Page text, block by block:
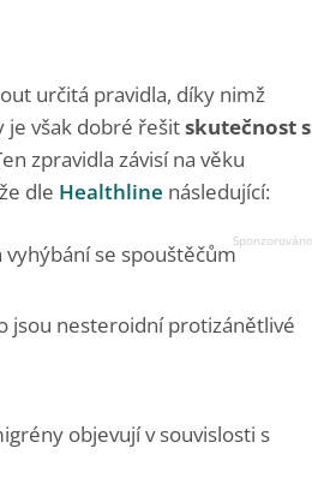
určitá pravidla, díky nimž
je však dobré řešitskutečnost s
zpravidla závisí na věku
dle Healthline následující:
se spouštěčům
jsou nesteroidní protizánětlivé
objevují v souvislosti s